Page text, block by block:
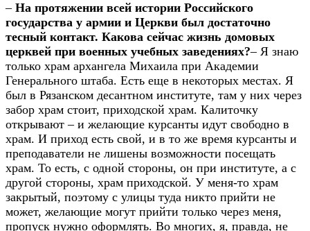
– На протяжении всей истории Российского
государства у армии и Церкви был достаточно
тесный контакт. Какова сейчас жизнь домовых
церквей при военных учебных заведениях?– Я знаю
только храм архангела Михаила при Академии
Генерального штаба. Есть еще в некоторых местах. Я
был в Рязанском десантном институте, там у них через
забор храм стоит, приходской храм. Калиточку
открывают – и желающие курсанты идут свободно в
храм. И приход есть свой, и в то же время курсанты и
преподаватели не лишены возможности посещать
храм. То есть, с одной стороны, он при институте, а с
другой стороны, храм приходской. У меня-то храм
закрытый, поэтому с улицы туда никто прийти не
может, желающие могут прийти только через меня,
пропуск нужно оформлять. Во многих, я, правда, не